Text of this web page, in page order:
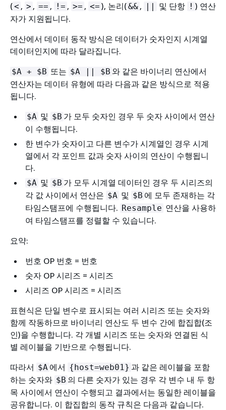
(< , > , == , != , >= , <= ), 논리(&& , || 및 단항 ! ) 연산
자가 지원됩니다.
연산에서 데이터 동작 방식은 데이터가 숫자인지 시계열
데이터인지에 따라 달라집니다.
$A + $B 또는 $A || $B 와 같은 바이너리 연산에서
연산자는 데이터 유형에 따라 다음과 같은 방식으로 적용
됩니다.
$A 및 $B 가 모두 숫자인 경우 두 숫자 사이에서 연산
이 수행됩니다.
한 변수가 숫자이고 다른 변수가 시계열인 경우 시계
열에서 각 포인트 값과 숫자 사이의 연산이 수행됩니
다.
$A 및 $B 가 모두 시계열 데이터인 경우 두 시리즈의
각 값 사이에서 연산은 $A 및 $B 에 모두 존재하는 각
타임스탬프에 수행됩니다. Resample 연산을 사용하
여 타임스탬프를 정렬할 수 있습니다.
요약:
번호 OP 번호 = 번호
숫자 OP 시리즈 = 시리즈
시리즈 OP 시리즈 = 시리즈
표현식은 단일 변수로 표시되는 여러 시리즈 또는 숫자와
함께 작동하므로 바이너리 연산도 두 변수 간에 합집합(조
인)을 수행합니다. 각 개별 시리즈 또는 숫자와 연결된 식
별 레이블을 기반으로 수행됩니다.
따라서 $A 에서 {host=web01} 과 같은 레이블을 포함
하는 숫자와 $B 의 다른 숫자가 있는 경우 각 변수 내 두 항
목 사이에서 연산이 수행되고 결과에서는 동일한 레이블을
공유합니다. 이 합집합의 동작 규칙은 다음과 같습니다.